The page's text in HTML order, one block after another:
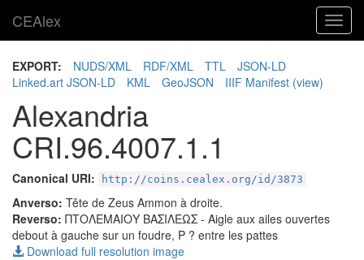
CEAlex
EXPORT: NUDS/XML RDF/XML TTL
JSON-LD
Linked.art JSON-LD
KML GeoJSON IIIF Manifest (view)
Alexandria
CRI.96.4007.1.1
Canonical URI: http://coins.cealex.org/id/3873
Anverso: Tête de Zeus Ammon à droite.
Reverso: ΠΤΟΛΕΜΑΙΟΥ ΒΑΣΙΛΕΩΣ - Aigle aux ailes ouvertes
debout à gauche sur un foudre, P ? entre les pattes
Download full resolution image